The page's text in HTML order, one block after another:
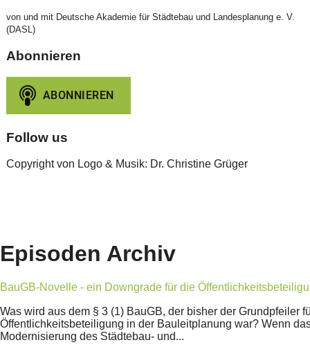
von und mit Deutsche Akademie für Städtebau und Landesplanung e. V.
(DASL)
Abonnieren
Follow us
Copyright von Logo & Musik: Dr. Christine Grüger
Episoden Archiv
BauGB-Novelle - ein Downgrade für die
Was wird aus dem § 3 (1) BauGB, der bisher der Grundpfeiler
Öffentlichkeitsbeteiligung in der Bauleitplanung war? Wenn
Modernisierung des Städtebau- und...